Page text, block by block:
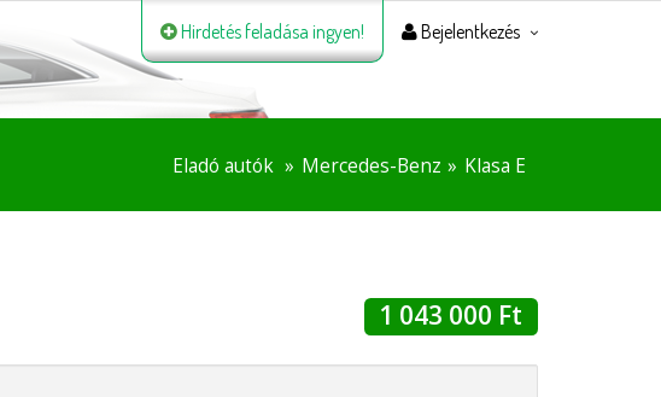
Hirdetés feladása ingyen! Bejelentkezés
Eladó autók Mercedes-Benz Klasa E
1 043 000 Ft